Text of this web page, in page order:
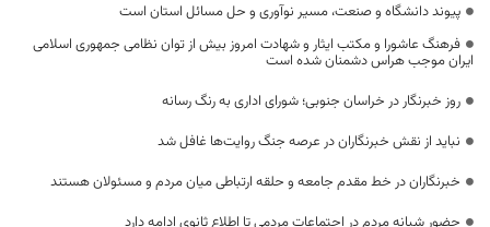
پیوند دانشگاه و صنعت، مسیر نوآوری و حل مسائل استان است
فرهنگ عاشورا و مکتب ایثار و شهادت امروز بیش از توان نظامی جمهوری اسلامی
ایران موجب هراس دشمنان شده است
روز خبرنگار در خراسان جنوبی؛ شورای اداری به رنگ رسانه
نباید از نقش خبرنگاران در عرصه جنگ روایت‌ها غافل شد
خبرنگاران در خط مقدم جامعه و حلقه ارتباطی میان مردم و مسئولان هستند